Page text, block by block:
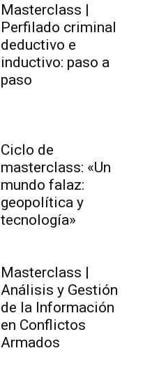
Masterclass |
Perfilado criminal
deductivo e
inductivo: paso a
paso
Ciclo de
masterclass: «Un
mundo falaz:
geopolítica y
tecnología»
Masterclass |
Análisis y Gestión
de la Información
en Conflictos
Armados